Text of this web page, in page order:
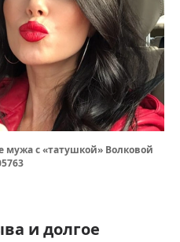
мужа с «татушкой» Волковой
и долгое